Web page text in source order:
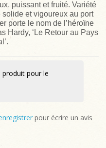
puissant et fruité. Variété
et vigoureux au port
porte le nom de l’héroïne
Hardy, ‘Le Retour au Pays
produit pour le
pour écrire un avis